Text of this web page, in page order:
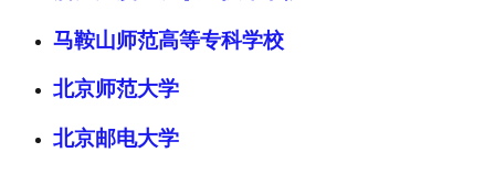
马鞍山师范高等专科学校
北京师范大学
北京邮电大学